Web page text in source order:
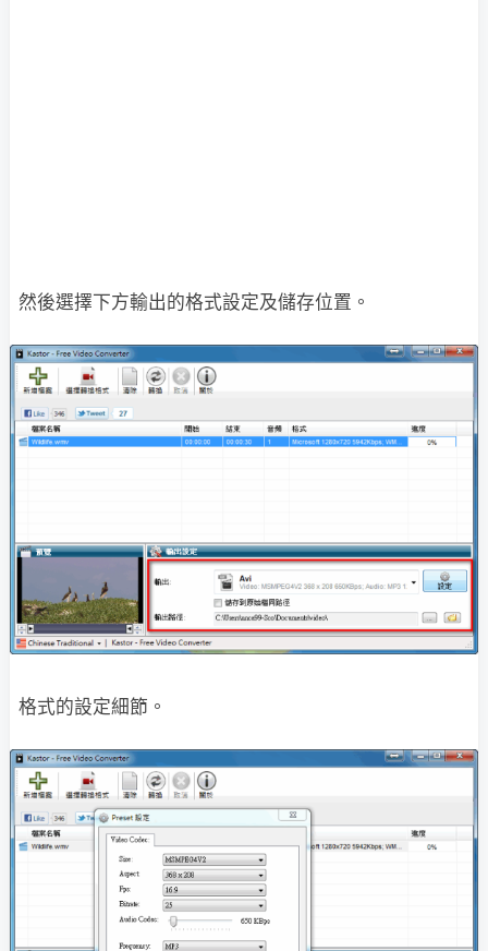
然後選擇下方輸出的格式設定及儲存位置。
格式的設定細節。